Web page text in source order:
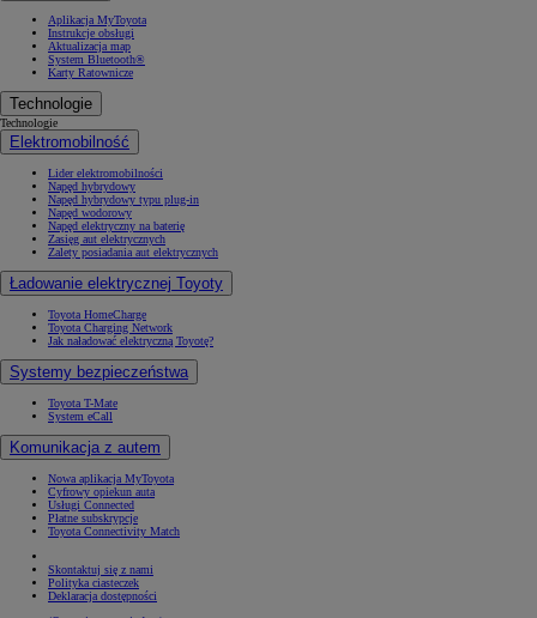
Aplikacja MyToyota
Instrukcje obsługi
Aktualizacja map
System Bluetooth®
Karty Ratownicze
Technologie
Technologie
Elektromobilność
Lider elektromobilności
Napęd hybrydowy
Napęd hybrydowy typu plug-in
Napęd wodorowy
Napęd elektryczny na baterię
Zasięg aut elektrycznych
Zalety posiadania aut elektrycznych
Ładowanie elektrycznej Toyoty
Toyota HomeCharge
Toyota Charging Network
Jak naładować elektryczną Toyotę?
Systemy bezpieczeństwa
Toyota T-Mate
System eCall
Komunikacja z autem
Nowa aplikacja MyToyota
Cyfrowy opiekun auta
Usługi Connected
Płatne subskrypcje
Toyota Connectivity Match
Skontaktuj się z nami
Polityka ciasteczek
Deklaracja dostępności